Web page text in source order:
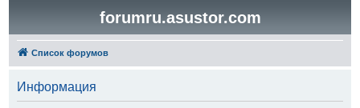
forumru.asustor.com
Список форумов
Информация